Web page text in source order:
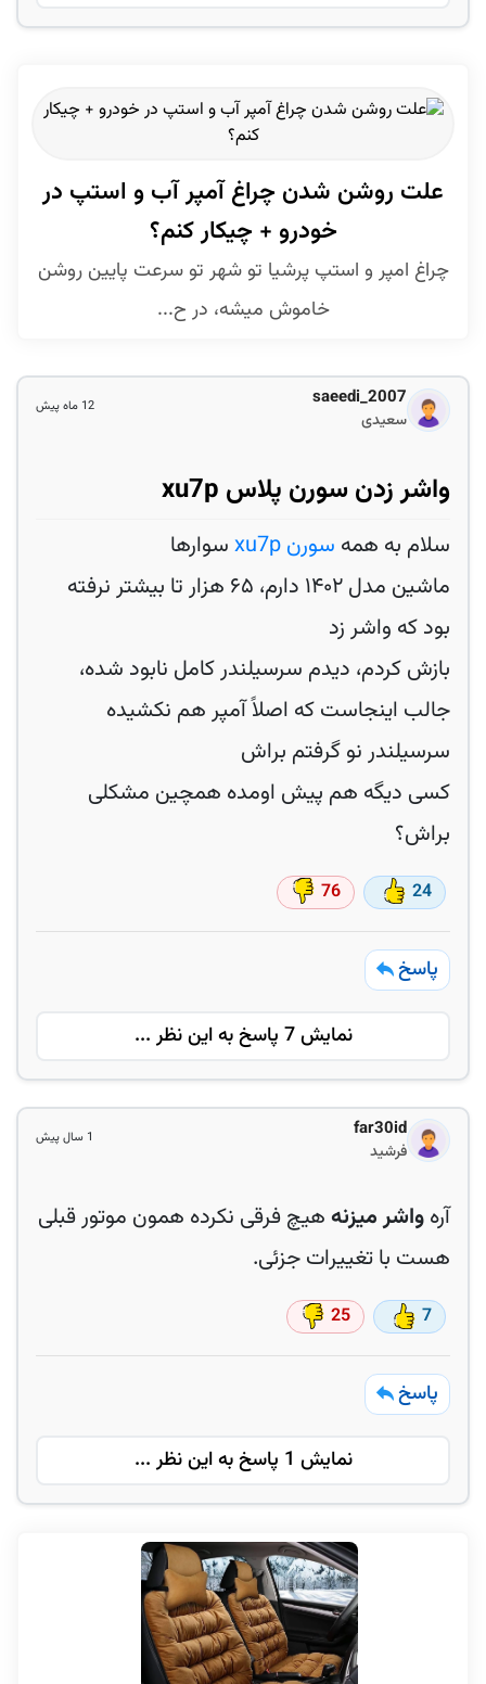
علت روشن شدن چراغ آمپر آب و استپ در
خودرو + چیکار کنم؟
چراغ امپر و استپ پرشیا تو شهر تو سرعت پایین روشن
خاموش میشه، در ح...
saeedi_2007
سعیدی
12 ماه پیش
واشر زدن سورن پلاس xu7p
سلام به همه سورن xu7p
سوارها
ماشین مدل ۱۴۰۲ دارم، ۶۵ هزار تا بیشتر نرفته
بود که واشر زد
بازش کردم، دیدم سرسیلندر کامل نابود شده،
جالب اینجاست که اصلاً آمپر هم نکشیده
سرسیلندر نو گرفتم براش
کسی دیگه هم پیش اومده همچین مشکلی
براش؟
24
76
پاسخ
نمایش 7 پاسخ به این نظر ...
far30id
فرشید
1 سال پیش
آرهواشر میزنههیچ فرقی نکرده همون موتور قبلی
هست با تغییرات جزئی.
7
25
پاسخ
نمایش 1 پاسخ به این نظر ...